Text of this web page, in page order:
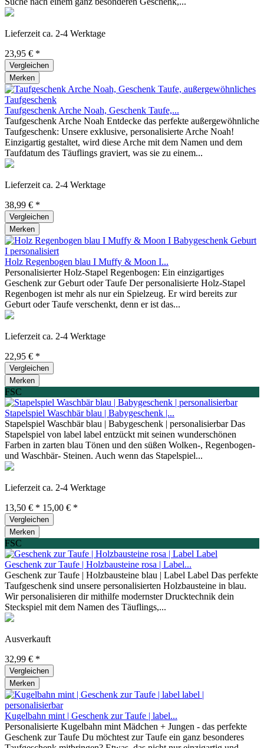
Lieferzeit ca. 2-4 Werktage
23,95 € *
Vergleichen
Merken
Taufgeschenk Arche Noah, Geschenk Taufe,...
Taufgeschenk Arche Noah Entdecke das perfekte außergewöhnliche
Taufgeschenk: Unsere exklusive, personalisierte Arche Noah!
Einzigartig gestaltet, wird diese Arche mit dem Namen und dem
Taufdatum des Täuflings graviert, was sie zu einem...
Lieferzeit ca. 2-4 Werktage
38,99 € *
Vergleichen
Merken
Holz Regenbogen blau I Muffy & Moon I...
Personalisierter Holz-Stapel Regenbogen: Ein einzigartiges
Geschenk zur Geburt oder Taufe Der personalisierte Holz-Stapel
Regenbogen ist mehr als nur ein Spielzeug. Er wird bereits zur
Geburt oder Taufe verschenkt, denn er ist das...
Lieferzeit ca. 2-4 Werktage
22,95 € *
Vergleichen
Merken
FSC
Stapelspiel Waschbär blau | Babygeschenk |...
Stapelspiel Waschbär blau | Babygeschenk | personalisierbar Das
Stapelspiel von label label entzückt mit seinen wunderschönen
Farben in zarten blau Tönen und den süßen Wolken-, Regenbogen-
und Waschbär- Steinen. Auch wenn das Stapelspiel...
Lieferzeit ca. 2-4 Werktage
13,50 € * 15,00 € *
Vergleichen
Merken
FSC
Geschenk zur Taufe | Holzbausteine rosa | Label...
Geschenk zur Taufe | Holzbausteine blau | Label Label Das perfekte
Taufgeschenk sind unsere personalisierten Holzbausteine in blau.
Wir personalisieren dir mithilfe modernster Drucktechnik dein
Steckspiel mit dem Namen des Täuflings,...
Ausverkauft
32,99 € *
Vergleichen
Merken
Kugelbahn mint | Geschenk zur Taufe | label...
Personalisierte Kugelbahn mint Mädchen + Jungen - das perfekte
Geschenk zur Taufe Du möchtest zur Taufe ein ganz besonderes